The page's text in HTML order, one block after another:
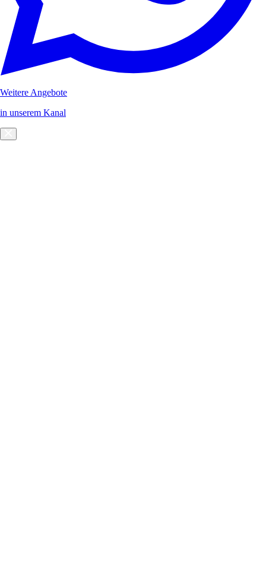
Weitere Angebote
in unserem Kanal